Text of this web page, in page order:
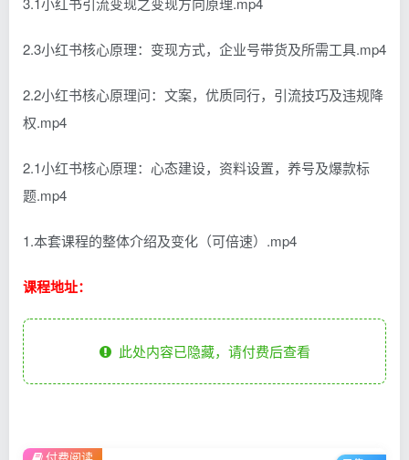
2.3小红书核心原理：变现方式，企业号带货及所需工具.mp4
2.2小红书核心原理问：文案，优质同行，引流技巧及违规降
权.mp4
2.1小红书核心原理：心态建设，资料设置，养号及爆款标
题.mp4
1.本套课程的整体介绍及变化（可倍速）.mp4
课程地址：
此处内容已隐藏，请付费后查看